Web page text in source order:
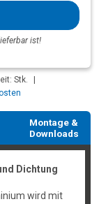
ist!
Stk.
|
Montage &
Downloads
Dichtung
wird mit